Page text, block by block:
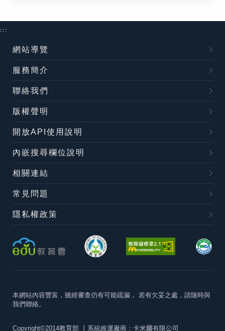
:::
網站導覽
服務簡介
聯絡我們
版權聲明
開放API使用說明
內嵌搜尋欄位說明
相關連結
常見問題
隱私權政策
本網站內容豐富，雖經審查仍有可能疏漏， 若有欠妥之處，請隨時與
我們聯絡。
Copyright©2014教育部 丨系統維運廠商：卡米爾有限公司